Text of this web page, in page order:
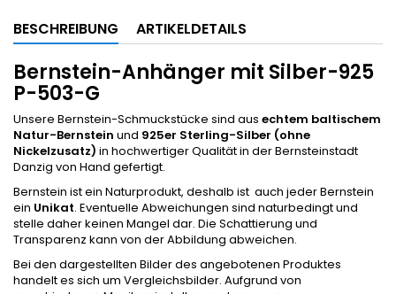
BESCHREIBUNG ARTIKELDETAILS
Bernstein-Anhänger mit Silber-925
P-503-G
Unsere Bernstein-Schmuckstücke sind aus echtem baltischem
Natur-Bernstein und 925er Sterling-Silber (ohne
Nickelzusatz) in hochwertiger Qualität in der Bernsteinstadt
Danzig von Hand gefertigt.
Bernstein ist ein Naturprodukt, deshalb ist auch jeder Bernstein
ein Unikat. Eventuelle Abweichungen sind naturbedingt und
stelle daher keinen Mangel dar. Die Schattierung und
Transparenz kann von der Abbildung abweichen.
Bei den dargestellten Bilder des angebotenen Produktes
handelt es sich um Vergleichsbilder. Aufgrund von